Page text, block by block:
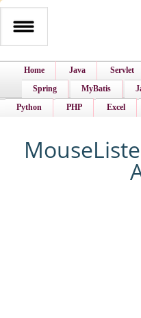
Home Java Servlet
Spring
MyBatis
Python
PHP Excel